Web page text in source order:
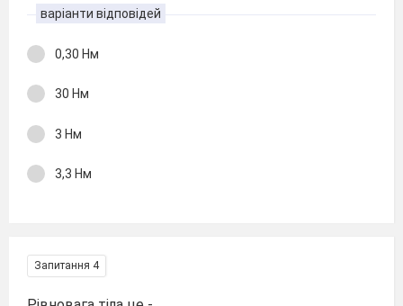
варіанти відповідей
0,30 Нм
30 Нм
3 Нм
3,3 Нм
Запитання 4